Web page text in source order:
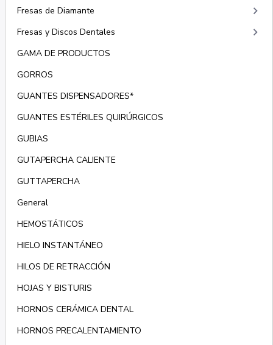
Fresas de Diamante keyboard_arrow_right
Fresas y Discos Dentales keyboard_arrow_right
GAMA DE PRODUCTOS
GORROS
GUANTES DISPENSADORES*
GUANTES ESTÉRILES QUIRÚRGICOS
GUBIAS
GUTAPERCHA CALIENTE
GUTTAPERCHA
General
HEMOSTÁTICOS
HIELO INSTANTÁNEO
HILOS DE RETRACCIÓN
HOJAS Y BISTURIS
HORNOS CERÁMICA DENTAL
HORNOS PRECALENTAMIENTO